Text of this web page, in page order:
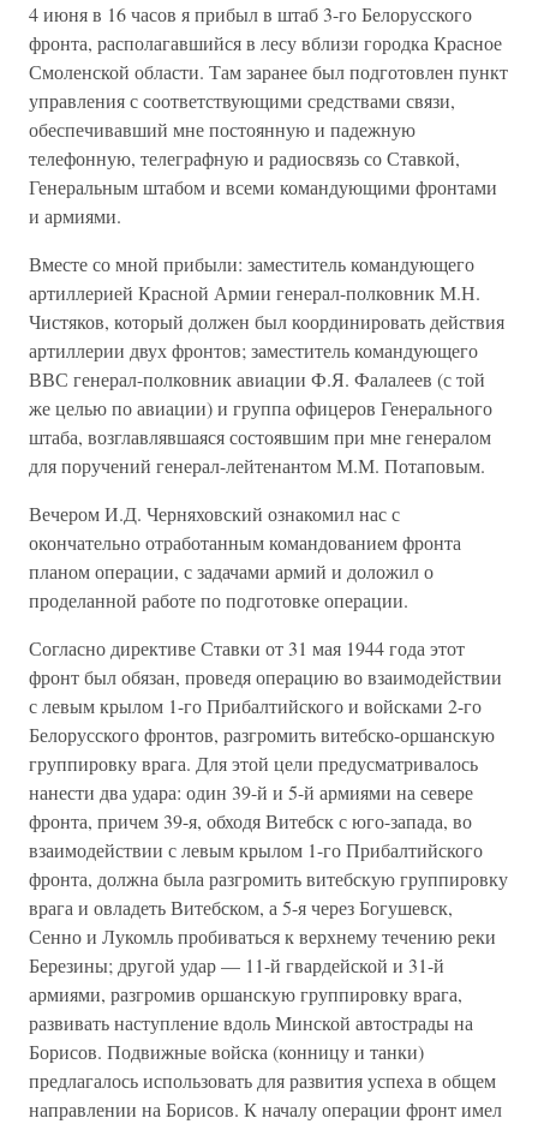
4 июня в 16 часов я прибыл в штаб 3-го Белорусского
фронта, располагавшийся в лесу вблизи городка Красное
Смоленской области. Там заранее был подготовлен пункт
управления с соответствующими средствами связи,
обеспечивавший мне постоянную и падежную
телефонную, телеграфную и радиосвязь со Ставкой,
Генеральным штабом и всеми командующими фронтами
и армиями.
Вместе со мной прибыли: заместитель командующего
артиллерией Красной Армии генерал-полковник М.Н.
Чистяков, который должен был координировать действия
артиллерии двух фронтов; заместитель командующего
ВВС генерал-полковник авиации Ф.Я. Фалалеев (с той
же целью по авиации) и группа офицеров Генерального
штаба, возглавлявшаяся состоявшим при мне генералом
для поручений генерал-лейтенантом М.М. Потаповым.
Вечером И.Д. Черняховский ознакомил нас с
окончательно отработанным командованием фронта
планом операции, с задачами армий и доложил о
проделанной работе по подготовке операции.
Согласно директиве Ставки от 31 мая 1944 года этот
фронт был обязан, проведя операцию во взаимодействии
с левым крылом 1-го Прибалтийского и войсками 2-го
Белорусского фронтов, разгромить витебско-оршанскую
группировку врага. Для этой цели предусматривалось
нанести два удара: один 39-й и 5-й армиями на севере
фронта, причем 39-я, обходя Витебск с юго-запада, во
взаимодействии с левым крылом 1-го Прибалтийского
фронта, должна была разгромить витебскую группировку
врага и овладеть Витебском, а 5-я через Богушевск,
Сенно и Лукомль пробиваться к верхнему течению реки
Березины; другой удар — 11-й гвардейской и 31-й
армиями, разгромив оршанскую группировку врага,
развивать наступление вдоль Минской автострады на
Борисов. Подвижные войска (конницу и танки)
предлагалось использовать для развития успеха в общем
направлении на Борисов. К началу операции фронт имел